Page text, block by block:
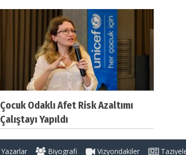
Çocuk Odaklı Afet Risk Azaltımı
Çalıştayı Yapıldı
Yazarlar Biyografi Vizyondakiler